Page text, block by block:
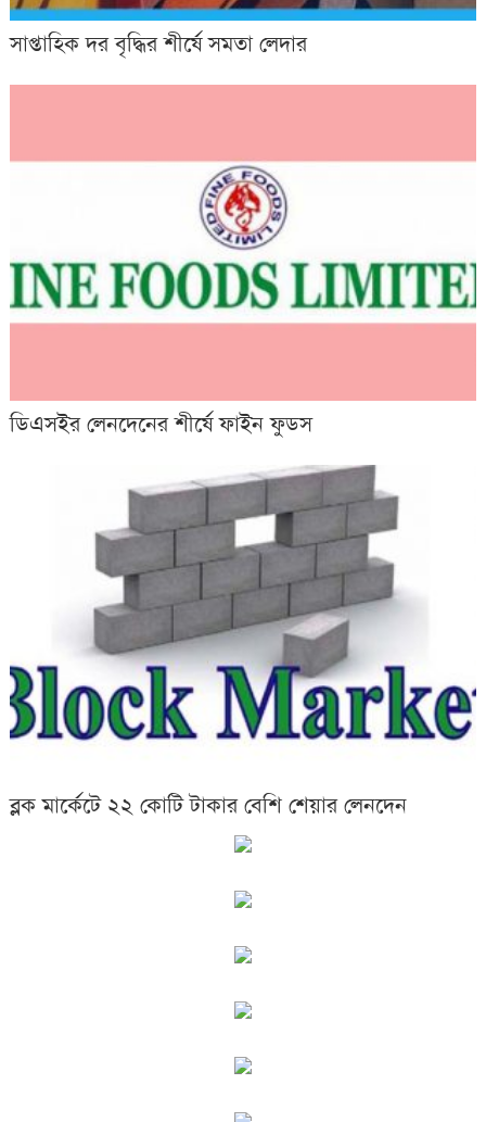
সাপ্তাহিক দর বৃদ্ধির শীর্ষে সমতা লেদার
ডিএসইর লেনদেনের শীর্ষে ফাইন ফুডস
ব্লক মার্কেটে ২২ কোটি টাকার বেশি শেয়ার লেনদেন